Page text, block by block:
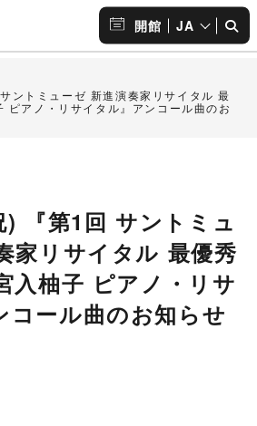
開館 JA
ントミューゼ 新進演奏家リサイタル 最
ピアノ・リサイタル』アンコール曲のお
『第1回 サントミュ
家リサイタル 最優秀
入柚子 ピアノ・リサ
コール曲のお知らせ